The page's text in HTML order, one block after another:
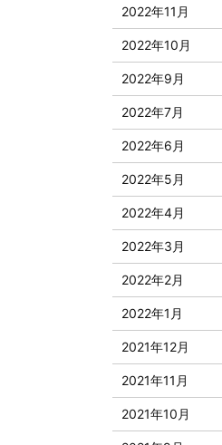
2022年11月
2022年10月
2022年9月
2022年7月
2022年6月
2022年5月
2022年4月
2022年3月
2022年2月
2022年1月
2021年12月
2021年11月
2021年10月